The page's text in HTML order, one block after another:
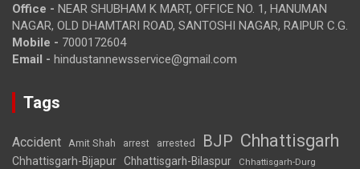
Office - NEAR SHUBHAM K MART, OFFICE NO. 1, HANUMAN
NAGAR, OLD DHAMTARI ROAD, SANTOSHI NAGAR, RAIPUR C.G.
Mobile - 7000172604
Email - hindustannewsservice@gmail.com
Tags
Accident Amit Shah arrest arrested BJP Chhattisgarh
Chhattisgarh-Bijapur Chhattisgarh-Bilaspur Chhattisgarh-Durg